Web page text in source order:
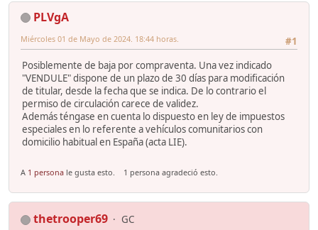
PLVgA
#1
Miércoles 01 de Mayo de 2024. 18:44 horas.
Posiblemente de baja por compraventa. Una vez indicado
"VENDULE" dispone de un plazo de 30 días para modificación
de titular, desde la fecha que se indica. De lo contrario el
permiso de circulación carece de validez.
Además téngase en cuenta lo dispuesto en ley de impuestos
especiales en lo referente a vehículos comunitarios con
domicilio habitual en España (acta LIE).
A 1 persona le gusta esto. 1 persona agradeció esto.
thetrooper69 GC